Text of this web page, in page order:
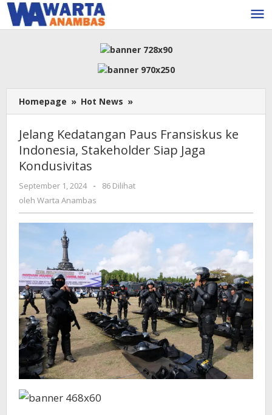
Lewati
ke
konten
Homepage » Hot News »
Kedatangan
Fransiskus
ke
Siap
Kondusivitas
Jelang Kedatangan Paus Fransiskus ke
Indonesia, Stakeholder Siap Jaga
Kondusivitas
September 1, 2024
oleh
-
86 Dilihat
oleh Warta Anambas